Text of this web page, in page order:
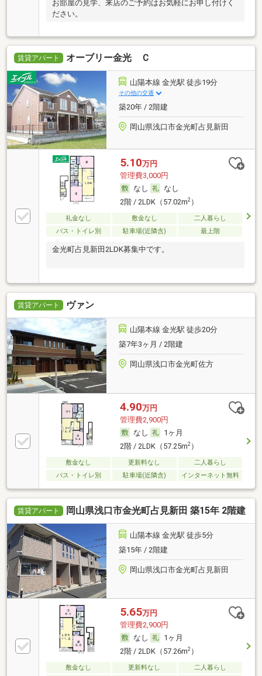
お部屋の見学、来店のご予約はお気軽にお申し付けく
ださい。
賃貸アパート オーブリー金光 Ｃ
山陽本線 金光駅 徒歩19分
その他の交通
築20年 / 2階建
岡山県浅口市金光町占見新田
5.10万円
管理費3,000円
なし
なし
2階 / 2LDK（57.02m2）
礼金なし 敷金なし
二人暮らし
バス・トイレ別
駐車場(近隣含) 最上階
金光町占見新田2LDK募集中です。
賃貸アパート ヴァン
山陽本線 金光駅 徒歩20分
築7年3ヶ月 / 2階建
岡山県浅口市金光町佐方
4.90万円
管理費2,900円
なし
1ヶ月
2階 / 2LDK（57.25m2）
敷金なし 更新料なし
二人暮らし
バス・トイレ別
駐車場(近隣含) インターネット無料
賃貸アパート 岡山県浅口市金光町占見新田 築15年 2階建
山陽本線 金光駅 徒歩5分
築15年 / 2階建
岡山県浅口市金光町占見新田
5.65万円
管理費2,900円
なし
1ヶ月
2階 / 2LDK（57.26m2）
敷金なし 更新料なし
二人暮らし